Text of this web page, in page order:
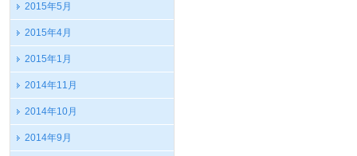
2015年5月
2015年4月
2015年1月
2014年11月
2014年10月
2014年9月